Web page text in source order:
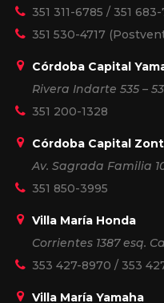
351 311-6785 / 351
351 530-4717
Córdoba Capital
Rivera Indarte 535 –
351 200-1328
Córdoba Capital
Av. Sagrada Familia
351 850-3995
Villa María Honda
Corrientes 1387 esq.
353 427-8970 / 353
Villa María Yamaha